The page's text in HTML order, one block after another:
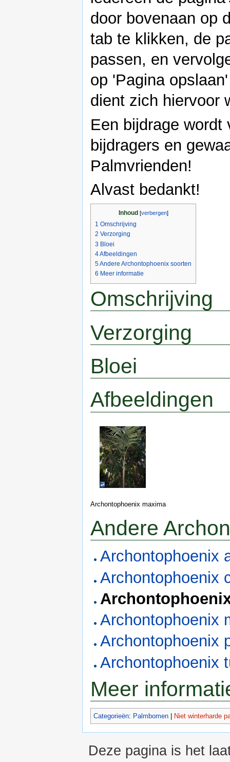
door bovenaan op
tab te klikken, de
passen, en
op 'Pagina
dient zich hiervoor
Een bijdrage wordt
bijdragers en
Palmvrienden!
Alvast bedankt!
Inhoud [verbergen]
1 Omschrijving
2 Verzorging
3 Bloei
4Afbeeldingen
5Andere Archontophoenix soorten
6 Meer informatie
Omschrijving
Verzorging
Bloei
Afbeeldingen
Archontophoenix maxima
Andere
Archontophoenix
Archontophoenix
Archontophoenix
Archontophoenix
Archontophoenix
Meer
Categorieën: Palmbomen | Niet winterharde
Deze pagina is het